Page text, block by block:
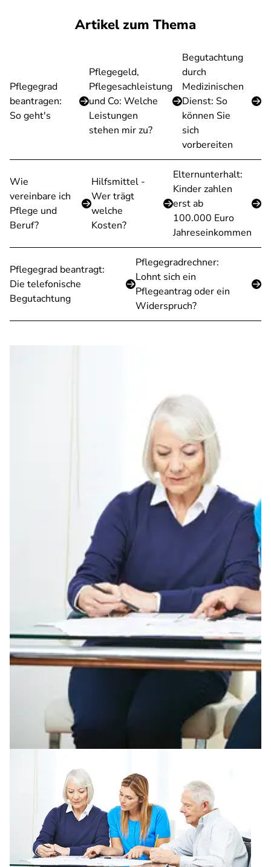
Artikel zum Thema
Pflegegrad
beantragen:
So geht's
Pflegegeld,
Pflegesachleistung
und Co: Welche
Leistungen
stehen mir zu?
Begutachtung
durch
Medizinischen
Dienst: So
können Sie
sich
vorbereiten
Wie
vereinbare ich
Pflege und
Beruf?
Hilfsmittel -
Wer trägt
welche
Kosten?
Elternunterhalt:
Kinder zahlen
erst ab
100.000 Euro
Jahreseinkommen
Pflegegrad beantragt:
Die telefonische
Begutachtung
Pflegegradrechner:
Lohnt sich ein
Pflegeantrag oder ein
Widerspruch?